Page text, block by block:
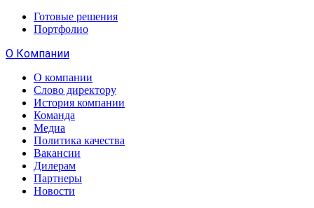
Готовые решения
Портфолио
О Компании
О компании
Слово директору
История компании
Команда
Медиа
Политика качества
Вакансии
Дилерам
Партнеры
Новости